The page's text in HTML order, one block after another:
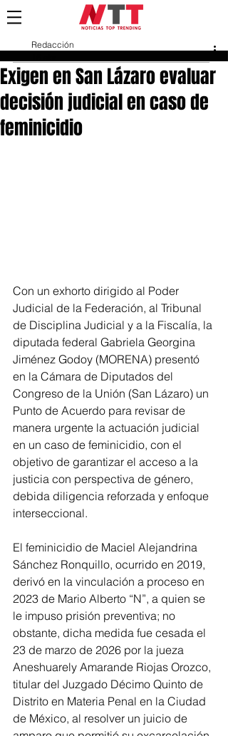
Exigen en San Lázaro evaluar
decisión judicial en caso de
feminicidio
Redacción
Con un exhorto dirigido al Poder
Judicial de la Federación, al Tribunal
de Disciplina Judicial y a la Fiscalía, la
diputada federal Gabriela Georgina
Jiménez Godoy (MORENA) presentó
en la Cámara de Diputados del
Congreso de la Unión (San Lázaro) un
Punto de Acuerdo para revisar de
manera urgente la actuación judicial
en un caso de feminicidio, con el
objetivo de garantizar el acceso a la
justicia con perspectiva de género,
debida diligencia reforzada y enfoque
interseccional.
El feminicidio de Maciel Alejandrina
Sánchez Ronquillo, ocurrido en 2019,
derivó en la vinculación a proceso en
2023 de Mario Alberto “N”, a quien se
le impuso prisión preventiva; no
obstante, dicha medida fue cesada el
23 de marzo de 2026 por la jueza
Aneshuarely Amarande Riojas Orozco,
titular del Juzgado Décimo Quinto de
Distrito en Materia Penal en la Ciudad
de México, al resolver un juicio de